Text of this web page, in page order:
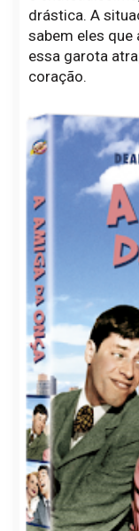
drástica. A
sabem eles que
essa garota
coração.